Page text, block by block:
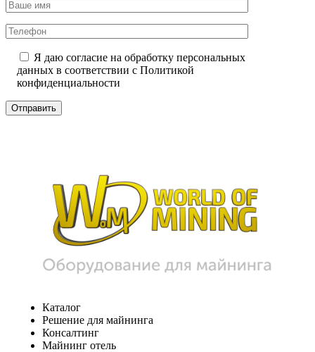
Я даю согласие на обработку персональных
данных в соответствии с Политикой
конфиденциальности
Каталог
Решение для майнинга
Консалтинг
Майнинг отель